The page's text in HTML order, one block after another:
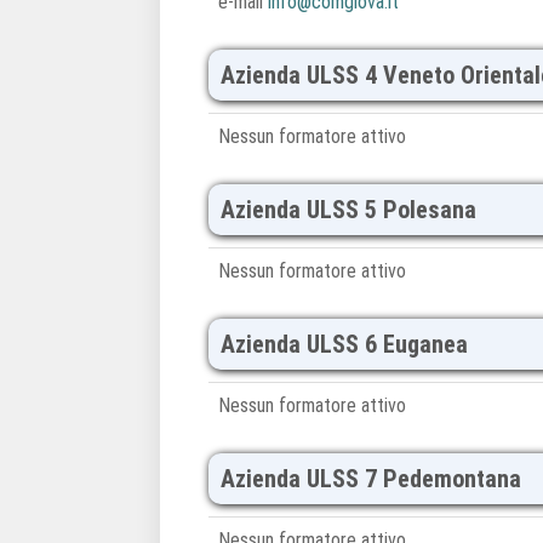
Azienda ULSS 4 Veneto
Nessun formatore attivo
Azienda ULSS 5 Polesana
Nessun formatore attivo
Azienda ULSS 6 Euganea
Nessun formatore attivo
Azienda ULSS 7 Pedemontana